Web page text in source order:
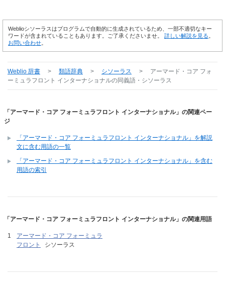
Weblioシソーラスはプログラムで自動的に生成されているため、一部不適切なキー
ワードが含まれていることもあります。ご了承くださいませ。 詳しい解説を見る
お問い合わせ
Weblio 辞書 > 類語辞典 > シソーラス >
アーマード・コア フォ
ーミュラフロント インターナショナルの同義語・シソーラス
「アーマード・コア フォーミュラフロント インターナショナル」の関連ペー
ジ
「アーマード・コア フォーミュラフロント インターナショナル」を解説
文に含む用語の一覧
「アーマード・コア フォーミュラフロント インターナショナル」を含む
用語の索引
「アーマード・コア フォーミュラフロント インターナショナル」の関連用語
アーマード・コア フォーミュラ
フロント
シソーラス